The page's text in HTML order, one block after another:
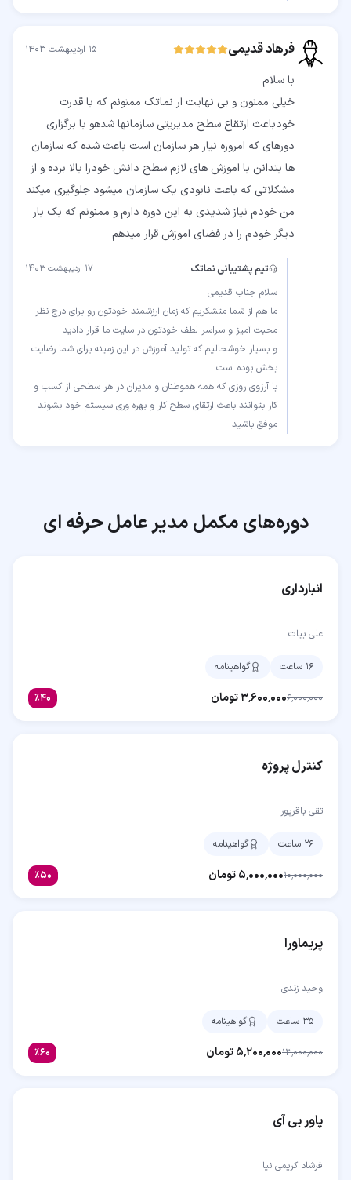
فرهاد قدیمی ۱۵ اردیبهشت ۱۴۰۳
خیلی ممنون و بی نهایت ار نماتک ممنونم که با قدرت
خودباعث ارتقاع سطح مدیریتی سازمانها شدهو با برگزاری
دورهای که امروزه نیاز هر سازمان است باعث شده که سازمان
ها بتدانن با اموزش های لازم سطح دانش خودرا بالا برده و از
مشکلاتی که باعث نابودی یک سازمان میشود جلوگیری میکند
من خودم نیاز شدیدی به این دوره دارم و ممنونم که بک بار
دیگر خودم را در فضای اموزش قرار میدهم
تیم پشتیبانی نماتک ۱۷ اردیبهشت ۱۴۰۳
ما هم از شما متشکریم که زمان ارزشمند خودتون رو برای درج نظر
و بسیار خوشحالیم که تولید آموزش در این زمینه برای شما رضایت
با آرزوی روزی که همه هموطنان و مدیران در هر سطحی از کسب و
موفق باشید
دوره‌های مکملمدیر عامل حرفه ای
انبارداری
علی بیات
۱۶ ساعت گواهینامه
۶٬۰۰۰٬۰۰۰۳٬۶۰۰٬۰۰۰تومان ٪۴۰
کنترل پروژه
تقی باقرپور
۲۶ ساعت گواهینامه
۱۰٬۰۰۰٬۰۰۰۵٬۰۰۰٬۰۰۰تومان ٪۵۰
پریماورا
وحید زندی
۳۵ ساعت گواهینامه
۱۳٬۰۰۰٬۰۰۰۵٬۲۰۰٬۰۰۰تومان ٪۶۰
پاور بی آی
فرشاد کریمی نیا